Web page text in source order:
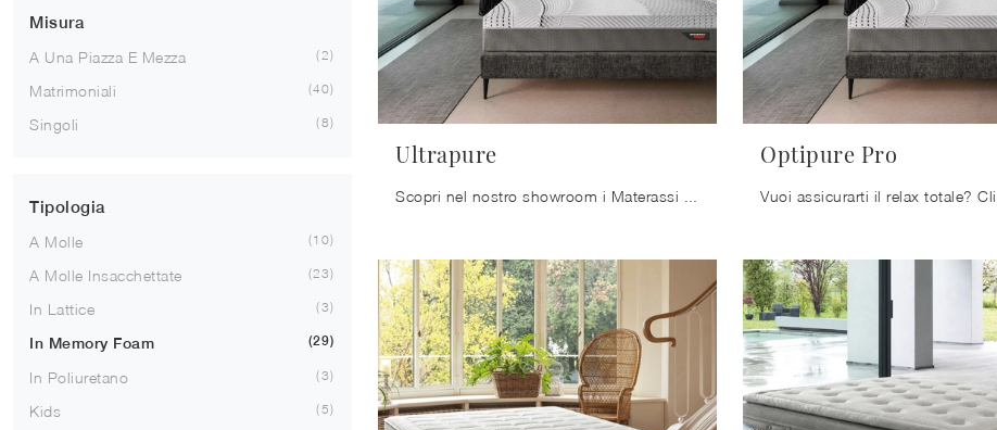
Misura
A Una Piazza E Mezza
2
Matrimoniali 40
Singoli 8
Tipologia
A Molle
10
A Molle Insacchettate 23
In Lattice 3
In Memory Foam 29
In Poliuretano 3
Kids 5
Ultrapure Optipure Pro